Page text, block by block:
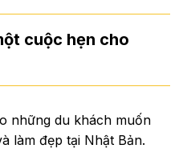
cuộc hẹn cho
những du khách muốn
làm đẹp tại Nhật Bản.